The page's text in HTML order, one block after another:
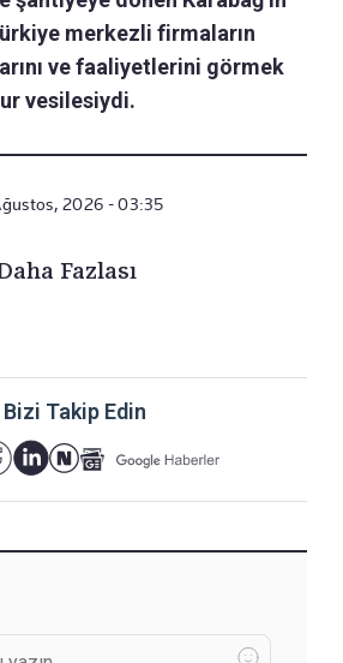
merkezli firmaların
ve faaliyetlerini görmek
vesilesiydi.
2026 - 03:35
Fazlası
Bizi Takip Edin